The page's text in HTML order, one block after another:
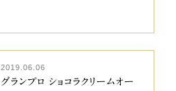
2019.06.06
グランプロ ショコラクリームオー